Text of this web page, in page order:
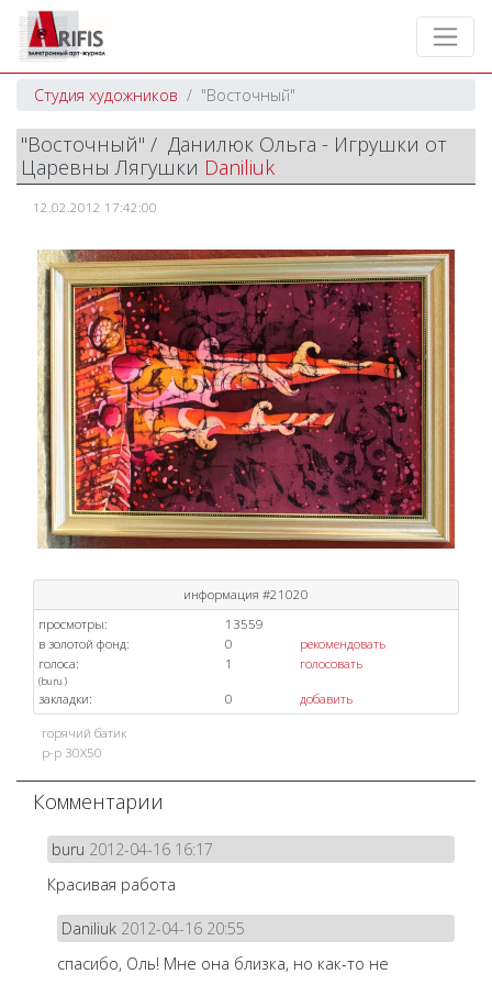
Студия художников "Восточный"
"Восточный" / Данилюк Ольга - Игрушки от
Царевны Лягушки Daniliuk
12.02.2012 17:42:00
информация #21020
просмотры:
13559
в золотой фонд:
0
рекомендовать
голоса:
1 голосовать
(buru )
закладки: 0 добавить
горячий батик
р-р 30Х50
Комментарии
buru 2012-04-16 16:17
Красивая работа
Daniliuk 2012-04-16 20:55
спасибо, Оль! Мне она близка, но как-то не